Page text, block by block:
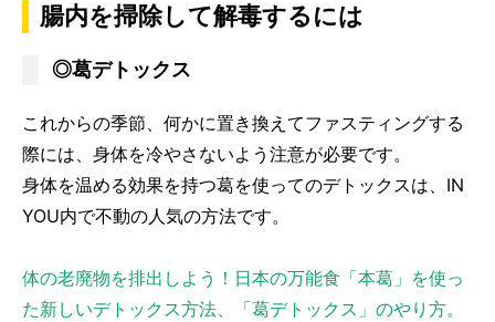
腸内を掃除して解毒するには
◎葛デトックス
これからの季節、何かに置き換えてファスティングする
際には、身体を冷やさないよう注意が必要です。
身体を温める効果を持つ葛を使ってのデトックスは、IN
YOU内で不動の人気の方法です。
体の老廃物を排出しよう！日本の万能食「本葛」を使っ
た新しいデトックス方法、「葛デトックス」のやり方。